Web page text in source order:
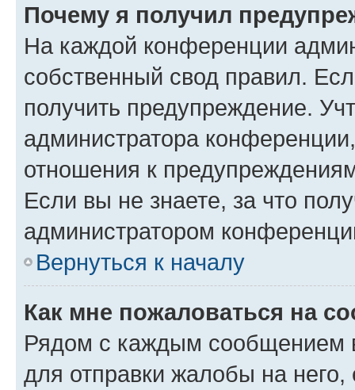
Почему я получил
На каждой конференции
собственный свод правил.
получить предупреждение.
администратора
отношения к
Если вы не знаете, за что
администратором
Вернуться к началу
Как мне пожаловаться на
Рядом с каждым сообщением
для отправки жалобы на